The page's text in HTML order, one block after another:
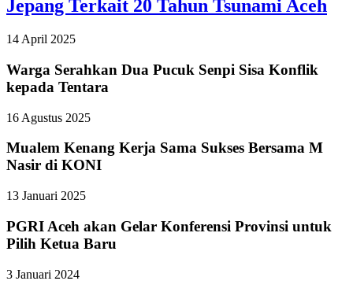
Jepang Terkait 20 Tahun Tsunami Aceh
14 April 2025
Warga Serahkan Dua Pucuk Senpi Sisa Konflik
kepada Tentara
16 Agustus 2025
Mualem Kenang Kerja Sama Sukses Bersama M
Nasir di KONI
13 Januari 2025
PGRI Aceh akan Gelar Konferensi Provinsi untuk
Pilih Ketua Baru
3 Januari 2024